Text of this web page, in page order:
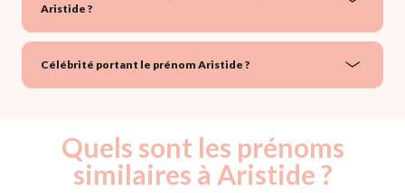
Aristide ?
Célébrité portant le prénom Aristide ?
Quels sont les prénoms
similaires à Aristide ?